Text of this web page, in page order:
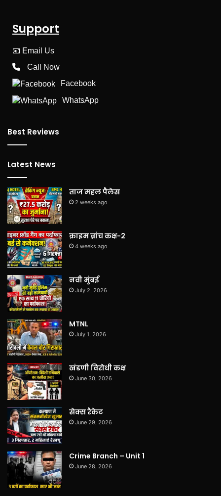
Support
📧 Email Us
Call Now
Facebook
WhatsApp
Best Reviews
Latest News
ताज महल पैलेस
2 weeks ago
क्राइम ब्रांच कक्ष-2
4 weeks ago
नवी मुंबई
July 2, 2026
MTNL
July 1, 2026
खंडणी विरोधी कक्ष
June 30, 2026
सेक्स रैकेट
June 29, 2026
Crime Branch – Unit 1
June 28, 2026